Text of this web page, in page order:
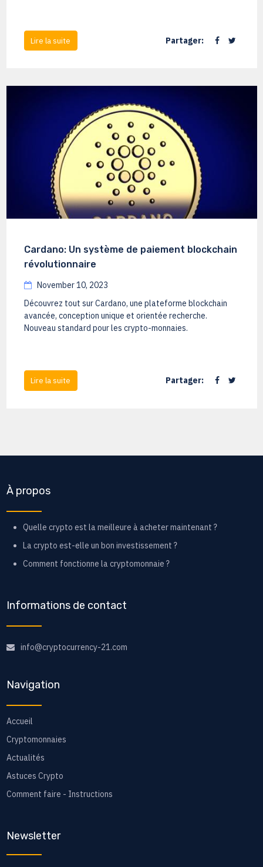
Lire la suite Partager:
Cardano: Un système de paiement blockchain
révolutionnaire
November 10, 2023
Découvrez tout sur Cardano, une plateforme blockchain
avancée, conception unique et orientée recherche.
Nouveau standard pour les crypto-monnaies.
Lire la suite Partager:
À propos
Quelle crypto est la meilleure à acheter maintenant ?
La crypto est-elle un bon investissement ?
Comment fonctionne la cryptomonnaie ?
Informations de contact
info@cryptocurrency-21.com
Navigation
Accueil
Cryptomonnaies
Actualités
Astuces Crypto
Comment faire - Instructions
Newsletter